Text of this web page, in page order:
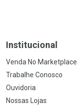
Institucional
Venda No Marketplace
Trabalhe Conosco
Ouvidoria
Nossas Lojas